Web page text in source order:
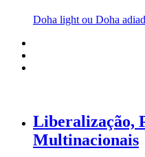
Doha light ou Doha
Liberalização,
Multinacionais